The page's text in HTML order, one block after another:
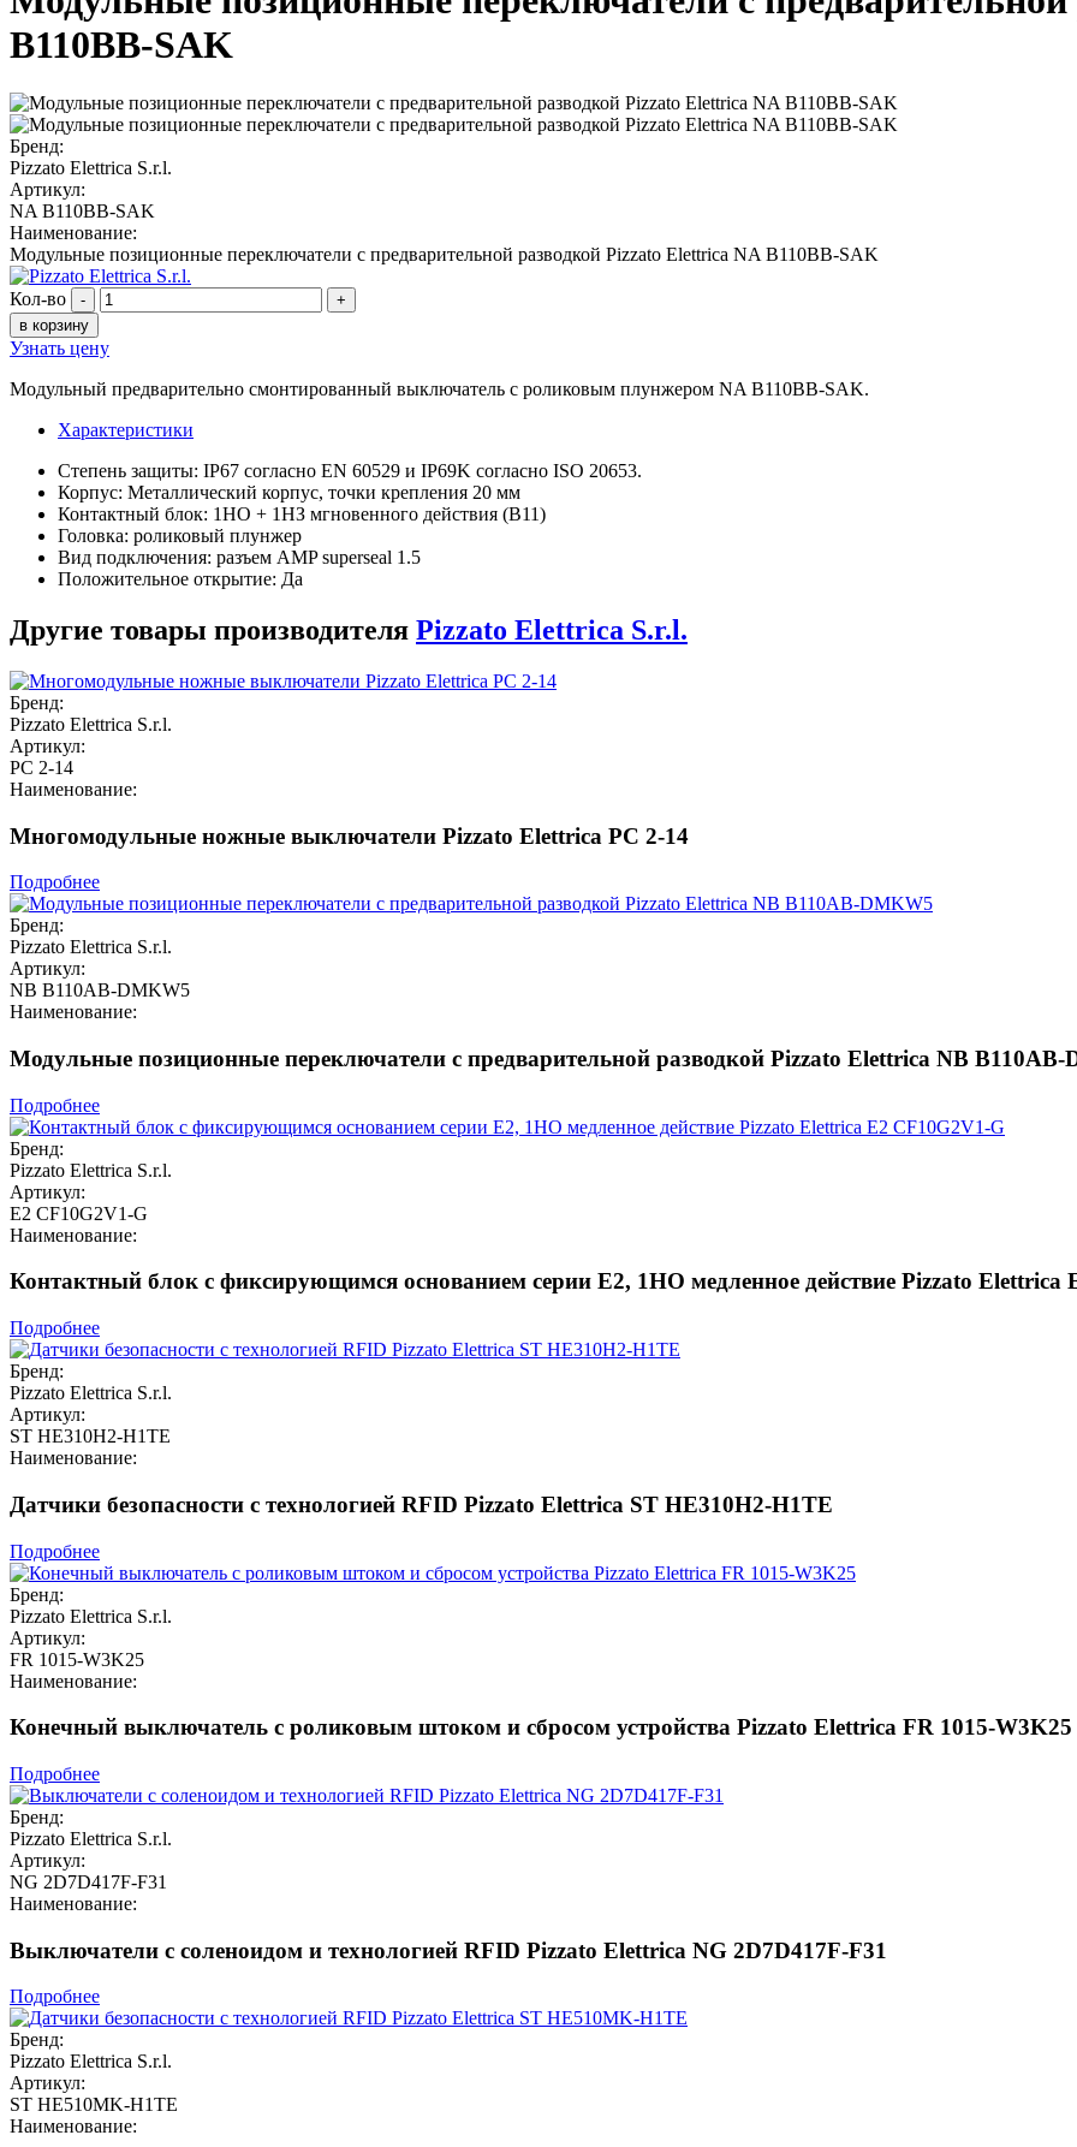
B110BB-SAK
Бренд:
Pizzato Elettrica S.r.l.
Артикул:
NA B110BB-SAK
Наименование:
Модульные позиционные переключатели с предварительной разводкой Pizzato Elettrica NA B110BB-SAK
Кол-во -
+
в корзину
Узнать цену
Модульный предварительно смонтированный выключатель с роликовым плунжером NA B110BB-SAK.
Характеристики
Степень защиты: IP67 согласно EN 60529 и IP69K согласно ISO 20653.
Корпус: Металлический корпус, точки крепления 20 мм
Контактный блок: 1НО + 1НЗ мгновенного действия (B11)
Головка: роликовый плунжер
Вид подключения: разъем AMP superseal 1.5
Положительное открытие: Да
Другие товары производителя Pizzato Elettrica S.r.l.
Бренд:
Pizzato Elettrica S.r.l.
Артикул:
PC 2-14
Наименование:
Многомодульные ножные выключатели Pizzato Elettrica PC 2-14
Подробнее
Бренд:
Pizzato Elettrica S.r.l.
Артикул:
NB B110AB-DMKW5
Наименование:
Модульные позиционные переключатели с предварительной разводкой Pizzato Elettrica NB
Подробнее
Бренд:
Pizzato Elettrica S.r.l.
Артикул:
E2 CF10G2V1-G
Наименование:
Контактный блок с фиксирующимся основанием серии E2, 1НО медленное действие Pizzato Elettrica
Подробнее
Бренд:
Pizzato Elettrica S.r.l.
Артикул:
ST HE310H2-H1TE
Наименование:
Датчики безопасности с технологией RFID Pizzato Elettrica ST HE310H2-H1TE
Подробнее
Бренд:
Pizzato Elettrica S.r.l.
Артикул:
FR 1015-W3K25
Наименование:
Конечный выключатель с роликовым штоком и сбросом устройства Pizzato Elettrica FR 1015-W3K25
Подробнее
Бренд:
Pizzato Elettrica S.r.l.
Артикул:
NG 2D7D417F-F31
Наименование:
Выключатели с соленоидом и технологией RFID Pizzato Elettrica NG 2D7D417F-F31
Подробнее
Бренд:
Pizzato Elettrica S.r.l.
Артикул:
ST HE510MK-H1TE
Наименование: